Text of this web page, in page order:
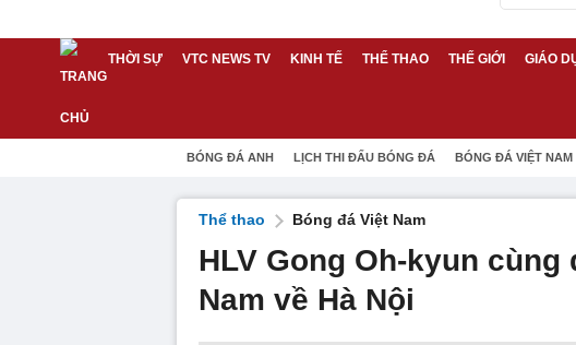
THỜI SỰ VTC NEWS TV KINH TẾ THỂ THAO THẾ GIỚI GIÁO
BÓNG ĐÁ ANH LỊCH THI ĐẤU BÓNG ĐÁ BÓNG ĐÁ VIỆT NAM
Thể thao Bóng đá Việt Nam
HLV Gong Oh-kyun cùng
Nam về Hà Nội